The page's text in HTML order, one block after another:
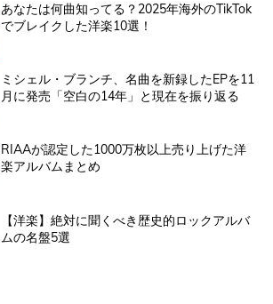
あなたは何曲知ってる？2025年海外のTikTok
でブレイクした洋楽10選！
ミシェル・ブランチ、名曲を新録したEPを11
月に発売「空白の14年」と現在を振り返る
RIAAが認定した1000万枚以上売り上げた洋
楽アルバムまとめ
【洋楽】絶対に聞くべき歴史的ロックアルバ
ムの名盤5選